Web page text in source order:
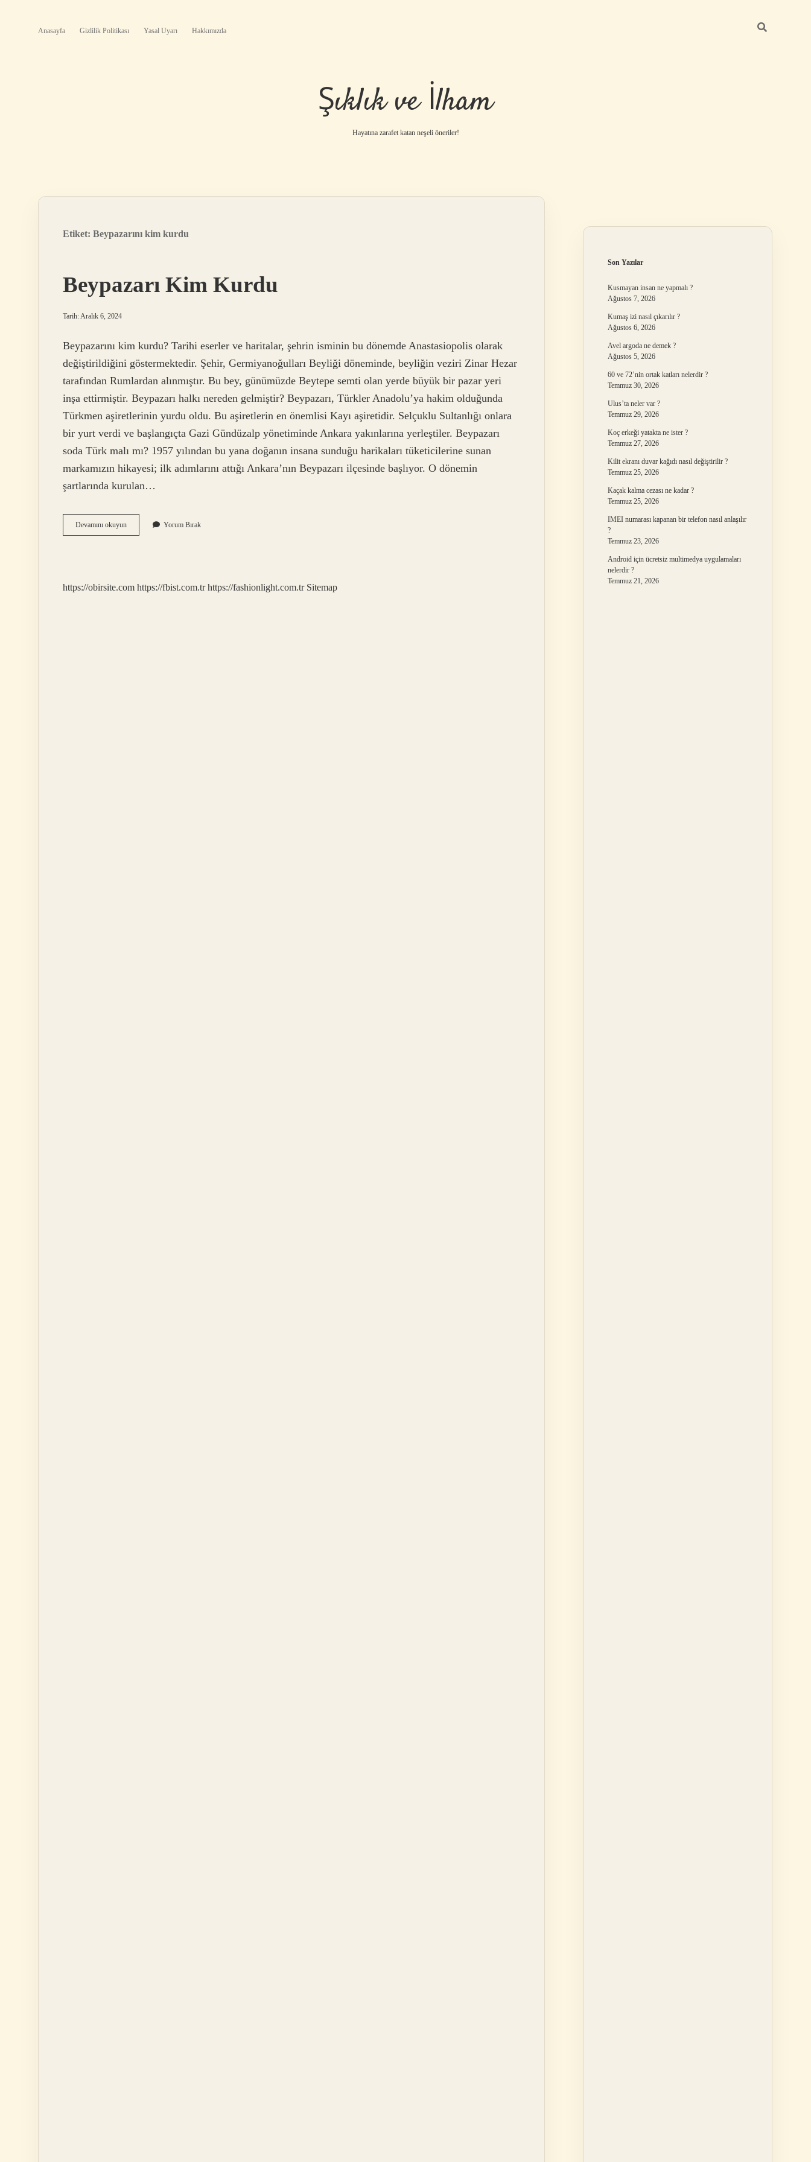
Anasayfa Gizlilik Politikası Yasal Uyarı Hakkımızda
Şıklık ve İlham
Hayatına zarafet katan neşeli öneriler!
Etiket: Beypazarını kim kurdu
Beypazarı Kim Kurdu
Tarih: Aralık 6, 2024
Beypazarını kim kurdu? Tarihi eserler ve haritalar, şehrin isminin bu dönemde Anastasiopolis olarak
değiştirildiğini göstermektedir. Şehir, Germiyanoğulları Beyliği döneminde, beyliğin veziri Zinar Hezar
tarafından Rumlardan alınmıştır. Bu bey, günümüzde Beytepe semti olan yerde büyük bir pazar yeri
inşa ettirmiştir. Beypazarı halkı nereden gelmiştir? Beypazarı, Türkler Anadolu’ya hakim olduğunda
Türkmen aşiretlerinin yurdu oldu. Bu aşiretlerin en önemlisi Kayı aşiretidir. Selçuklu Sultanlığı onlara
bir yurt verdi ve başlangıçta Gazi Gündüzalp yönetiminde Ankara yakınlarına yerleştiler. Beypazarı
soda Türk malı mı? 1957 yılından bu yana doğanın insana sunduğu harikaları tüketicilerine sunan
markamızın hikayesi; ilk adımlarını attığı Ankara’nın Beypazarı ilçesinde başlıyor. O dönemin
şartlarında kurulan…
Devamını okuyunBeypazarı
Kim
Yorum Bırak
https://obirsite.com https://fbist.com.tr https://fashionlight.com.tr Sitemap
Son Yazılar
Kusmayan insan ne yapmalı ?
Ağustos 7, 2026
Kumaş izi nasıl çıkarılır ?
Ağustos 6, 2026
Avel argoda ne demek ?
Ağustos 5, 2026
60 ve 72’nin ortak katları nelerdir ?
Temmuz 30, 2026
Ulus’ta neler var ?
Temmuz 29, 2026
Koç erkeği yatakta ne ister ?
Temmuz 27, 2026
Kilit ekranı duvar kağıdı nasıl değiştirilir ?
Temmuz 25, 2026
Kaçak kalma cezası ne kadar ?
Temmuz 25, 2026
IMEI numarası kapanan bir telefon nasıl anlaşılır
?
Temmuz 23, 2026
Android için ücretsiz multimedya uygulamaları
nelerdir ?
Temmuz 21, 2026